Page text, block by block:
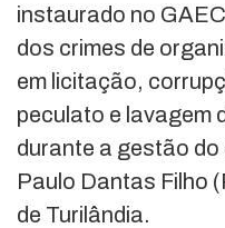
instaurado no
dos crimes de
em licitação,
peculato e lavagem
durante a gestão
Paulo Dantas Filho
de Turilândia.